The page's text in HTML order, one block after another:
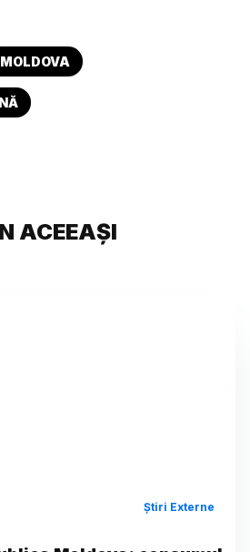
MOLDOVA
ACEEAȘI
Știri Externe